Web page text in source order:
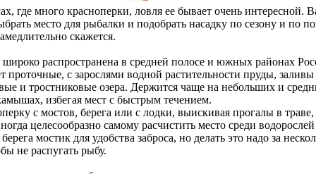
где много красноперки, ловля ее бывает очень интересной.
место для рыбалки и подобрать насадку по сезону и по
скажется.
широко распространена в средней полосе и южных районах
проточные, с зарослями водной растительности пруды,
и тростниковые озера. Держится чаще на небольших и
избегая мест с быстрым течением.
с мостов, берега или с лодки, выискивая прогалы в
целесообразно самому расчистить место среди
мостик для удобства заброса, но делать это надо за
не распугать рыбу.